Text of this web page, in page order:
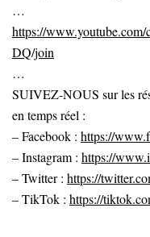
…
https://
DQ/join
…
SUIVEZ-NOUS sur les
en temps réel :
– Facebook : https://
– Instagram : https://
– Twitter : https://
– TikTok : https://